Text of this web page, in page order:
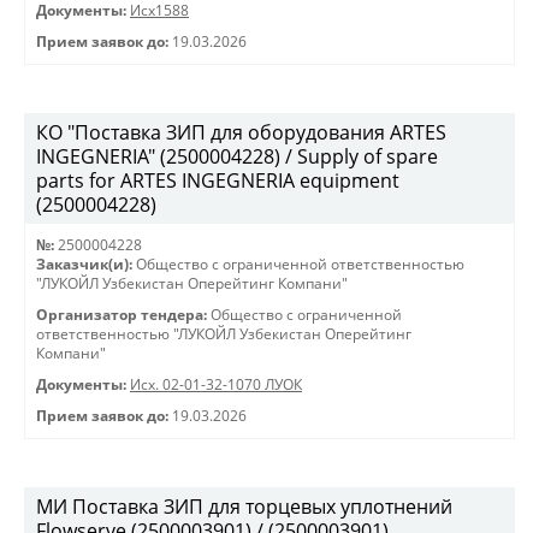
Документы: Исх1588
Прием заявок до: 19.03.2026
КО "Поставка ЗИП для оборудования ARTES
INGEGNERIA" (2500004228) / Supply of spare
parts for ARTES INGEGNERIA equipment
(2500004228)
№: 2500004228
Заказчик(и): Общество с ограниченной ответственностью
"ЛУКОЙЛ Узбекистан Оперейтинг Компани"
Организатор тендера: Общество с ограниченной
ответственностью "ЛУКОЙЛ Узбекистан Оперейтинг
Компани"
Документы: Исх. 02-01-32-1070 ЛУОК
Прием заявок до: 19.03.2026
МИ Поставка ЗИП для торцевых уплотнений